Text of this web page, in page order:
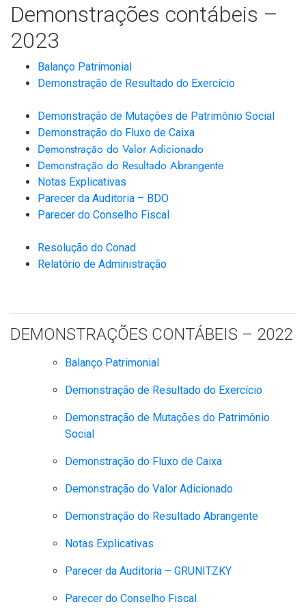
Demonstrações contábeis –
2023
Balanço Patrimonial
Demonstração de Resultado do Exercício
Demonstração de Mutações de Patrimônio Social
Demonstração do Fluxo de Caixa
Demonstração do Valor Adicionado
Demonstração do Resultado Abrangente
Notas Explicativas
Parecer da Auditoria – BDO
Parecer do Conselho Fiscal
Resolução do Conad
Relatório de Administração
DEMONSTRAÇÕES CONTÁBEIS – 2022
Balanço Patrimonial
Demonstração de Resultado do Exercício
Demonstração de Mutações do Patrimônio
Social
Demonstração do Fluxo de Caixa
Demonstração do Valor Adicionado
Demonstração do Resultado Abrangente
Notas Explicativas
Parecer da Auditoria – GRUNITZKY
Parecer do Conselho Fiscal